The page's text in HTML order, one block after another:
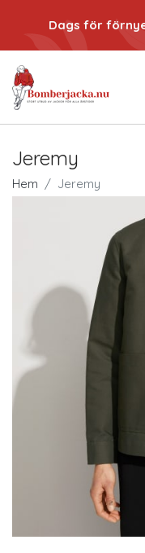
Dags för
Jeremy
Hem Jeremy